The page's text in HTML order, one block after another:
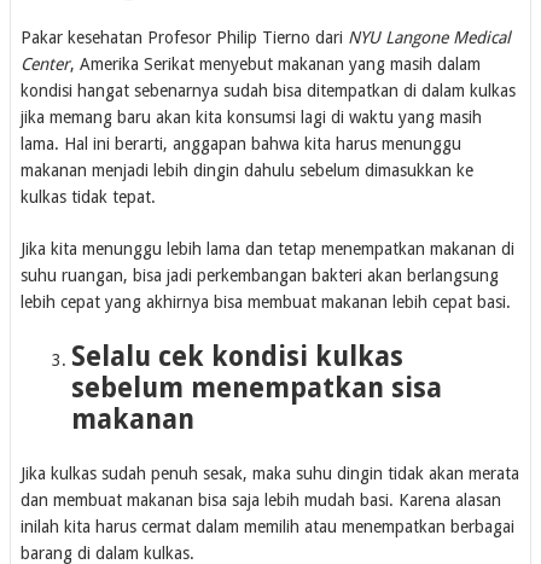
Pakar kesehatan Profesor Philip Tierno dari NYU Langone Medical
Center, Amerika Serikat menyebut makanan yang masih dalam
kondisi hangat sebenarnya sudah bisa ditempatkan di dalam kulkas
jika memang baru akan kita konsumsi lagi di waktu yang masih
lama. Hal ini berarti, anggapan bahwa kita harus menunggu
makanan menjadi lebih dingin dahulu sebelum dimasukkan ke
kulkas tidak tepat.
Jika kita menunggu lebih lama dan tetap menempatkan makanan di
suhu ruangan, bisa jadi perkembangan bakteri akan berlangsung
lebih cepat yang akhirnya bisa membuat makanan lebih cepat basi.
Selalu cek kondisi kulkas
sebelum menempatkan sisa
makanan
Jika kulkas sudah penuh sesak, maka suhu dingin tidak akan merata
dan membuat makanan bisa saja lebih mudah basi. Karena alasan
inilah kita harus cermat dalam memilih atau menempatkan berbagai
barang di dalam kulkas.